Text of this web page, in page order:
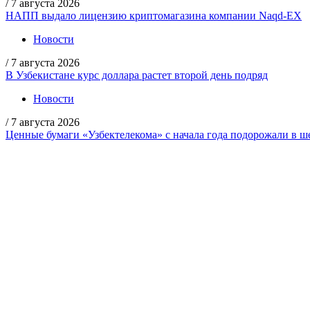
/ 7 августа 2026
НАПП выдало лицензию криптомагазина компании Naqd-EX
Новости
/ 7 августа 2026
В Узбекистане курс доллара растет второй день подряд
Новости
/ 7 августа 2026
Ценные бумаги «Узбектелекома» с начала года подорожали в